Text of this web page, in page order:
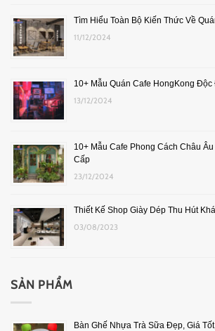
Tìm Hiểu Toàn Bộ Kiến Thức Về
11/12/2024
10+ Mẫu Quán Cafe HongKong
13/12/2024
10+ Mẫu Cafe Phong Cách Châu
Cấp
23/12/2024
Thiết Kế Shop Giày Dép Thu Hút
03/08/2023
SẢN PHẨM
Bàn Ghế Nhựa Trà Sữa Đẹp, Giá